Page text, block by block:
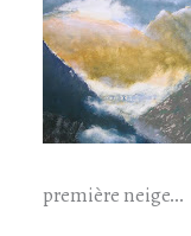
première neige…